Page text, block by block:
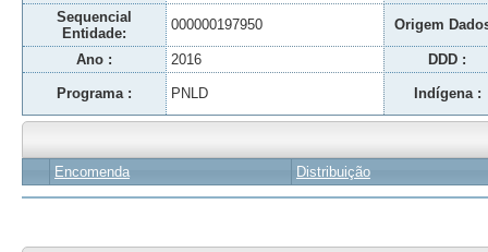
Sequencial
Entidade:
000000197950 Origem
Ano : 2016 DDD :
Programa : PNLD Indígena :
Encomenda Distribuição